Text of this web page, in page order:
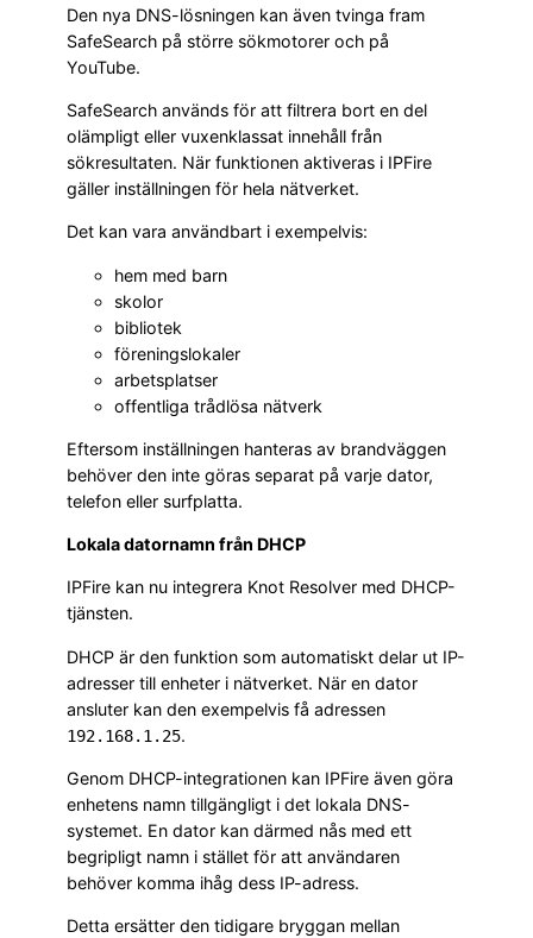
Den nya DNS-lösningen kan även tvinga fram
SafeSearch på större sökmotorer och på
YouTube.
SafeSearch används för att filtrera bort en del
olämpligt eller vuxenklassat innehåll från
sökresultaten. När funktionen aktiveras i IPFire
gäller inställningen för hela nätverket.
Det kan vara användbart i exempelvis:
hem med barn
skolor
bibliotek
föreningslokaler
arbetsplatser
offentliga trådlösa nätverk
Eftersom inställningen hanteras av brandväggen
behöver den inte göras separat på varje dator,
telefon eller surfplatta.
Lokala datornamn från DHCP
IPFire kan nu integrera Knot Resolver med DHCP-
tjänsten.
DHCP är den funktion som automatiskt delar ut IP-
adresser till enheter i nätverket. När en dator
ansluter kan den exempelvis få adressen
192.168.1.25.
Genom DHCP-integrationen kan IPFire även göra
enhetens namn tillgängligt i det lokala DNS-
systemet. En dator kan därmed nås med ett
begripligt namn i stället för att användaren
behöver komma ihåg dess IP-adress.
Detta ersätter den tidigare bryggan mellan